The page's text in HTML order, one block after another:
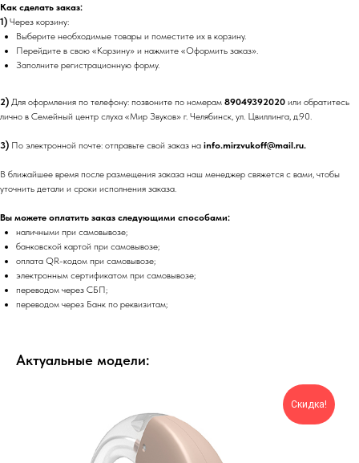
Как сделать заказ:
1) Через корзину:
Выберите необходимые товары и поместите их в корзину.
Перейдите в свою «Корзину» и нажмите «Оформить заказ».
Заполните регистрационную форму.
2) Для оформления по телефону: позвоните по номерам 89049392020 или обратитесь
лично в Семейный центр слуха «Мир Звуков» г. Челябинск, ул. Цвиллинга, д.90.
3) По электронной почте: отправьте свой заказ на info.mirzvukoff@mail.ru.
В ближайшее время после размещения заказа наш менеджер свяжется с вами, чтобы
уточнить детали и сроки исполнения заказа.
Вы можете оплатить заказ следующими способами:
наличными при самовывозе;
банковской картой при самовывозе;
оплата QR-кодом при самовывозе;
электронным сертификатом при самовывозе;
переводом через СБП;
переводом через Банк по реквизитам;
Актуальные модели:
Скидка!